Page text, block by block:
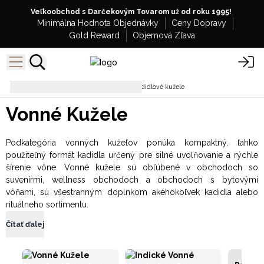
Veľkoobchod s Darčekovým Tovarom už od roku 1995!
Minimálna Hodnota Objednávky
Ceny Dopravy
Gold Reward
Objemová Zľava
Kadidlové kužele
Vonné Kužele
Podkategória vonných kužeľov ponúka kompaktný, ľahko
použiteľný formát kadidla určený pre silné uvoľňovanie a rýchle
šírenie vône. Vonné kužele sú obľúbené v obchodoch so
suvenírmi, wellness obchodoch a obchodoch s bytovými
vôňami, sú všestranným doplnkom akéhokoľvek kadidla alebo
rituálneho sortimentu.
Čítať ďalej